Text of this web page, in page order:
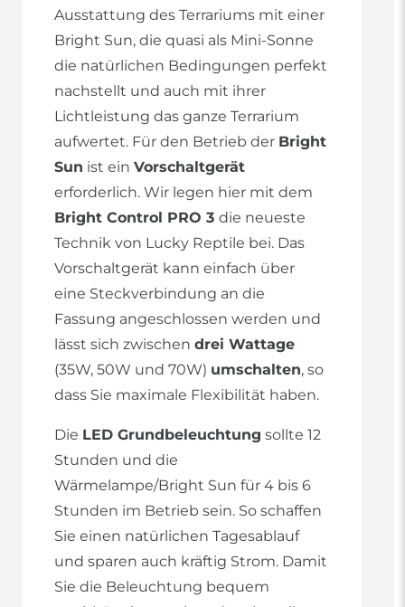
Ausstattung des Terrariums mit einer
Bright Sun, die quasi als Mini-Sonne
die natürlichen Bedingungen perfekt
nachstellt und auch mit ihrer
Lichtleistung das ganze Terrarium
aufwertet. Für den Betrieb der Bright
Sun ist ein Vorschaltgerät
erforderlich. Wir legen hier mit dem
Bright Control PRO 3 die neueste
Technik von Lucky Reptile bei. Das
Vorschaltgerät kann einfach über
eine Steckverbindung an die
Fassung angeschlossen werden und
lässt sich zwischen drei Wattage
(35W, 50W und 70W) umschalten, so
dass Sie maximale Flexibilität haben.
Die LED Grundbeleuchtung sollte 12
Stunden und die
Wärmelampe/Bright Sun für 4 bis 6
Stunden im Betrieb sein. So schaffen
Sie einen natürlichen Tagesablauf
und sparen auch kräftig Strom. Damit
Sie die Beleuchtung bequem